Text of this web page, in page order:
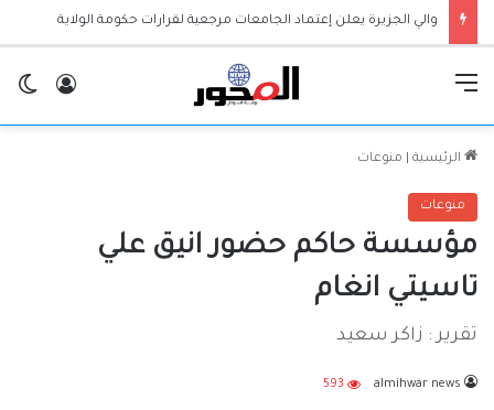
والي الجزيرة يعلن إعتماد الجامعات مرجعية لقرارات حكومة الولاية
الرئيسية منوعات
منوعات
مؤسسة حاكم حضور انيق علي
تاسيتي انغام
تقرير : زاكر سعيد
almihwar news
593